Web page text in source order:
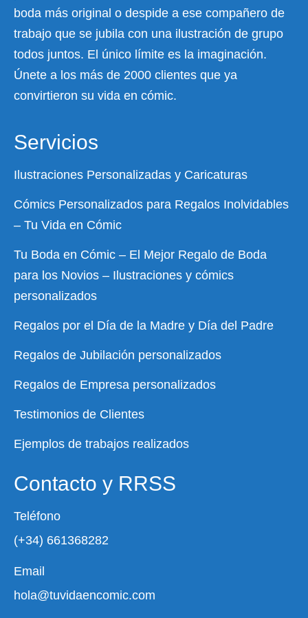
boda más original o despide a ese compañero de
trabajo que se jubila con una ilustración de grupo
todos juntos. El único límite es la imaginación.
Únete a los más de 2000 clientes que ya
convirtieron su vida en cómic.
Servicios
Ilustraciones Personalizadas y Caricaturas
Cómics Personalizados para Regalos Inolvidables
– Tu Vida en Cómic
Tu Boda en Cómic – El Mejor Regalo de Boda
para los Novios – Ilustraciones y cómics
personalizados
Regalos por el Día de la Madre y Día del Padre
Regalos de Jubilación personalizados
Regalos de Empresa personalizados
Testimonios de Clientes
Ejemplos de trabajos realizados
Contacto y RRSS
Teléfono
(+34) 661368282
Email
hola@tuvidaencomic.com